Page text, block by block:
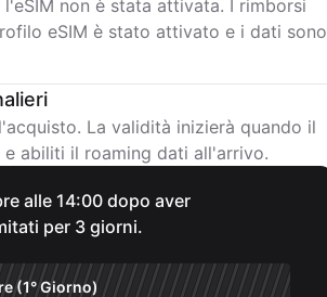
non è stata attivata. I rimborsi
eSIM è stato attivato e i dati sono
La validità inizierà quando il
abiliti il roaming dati all'arrivo.
alle 14:00 dopo aver
per 3 giorni.
(1° Giorno)